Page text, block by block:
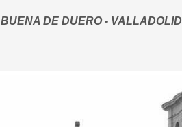
DE DUERO - VALLADOLID